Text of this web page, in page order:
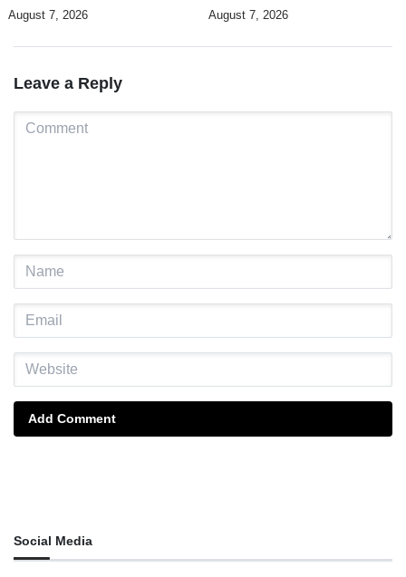
no edukasaun
August 7, 2026
ba realizasaun DIM 2026
August 7, 2026
Leave a Reply
Add Comment
Social Media